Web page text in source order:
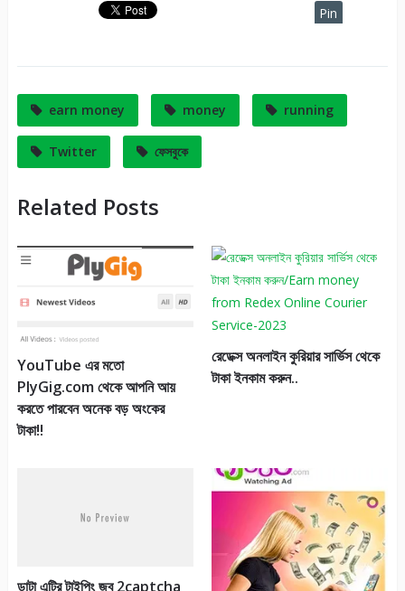
Pin
earn money money running
Twitter ফেসবুকে
Related Posts
YouTube এর মতো
PlyGig.com থেকে আপনি আয়
করতে পারবেন অনেক বড় অংকের
টাকা!!
রেডেক্স অনলাইন কুরিয়ার সার্ভিস থেকে
টাকা ইনকাম করুন..
ডাটা এন্ট্রি টাইপিং জব 2captcha